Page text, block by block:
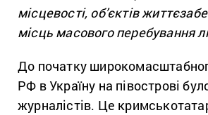
місцевості, об’єктів
місць масового перебування
До початку
РФ в Україну на півострові
журналістів. Це